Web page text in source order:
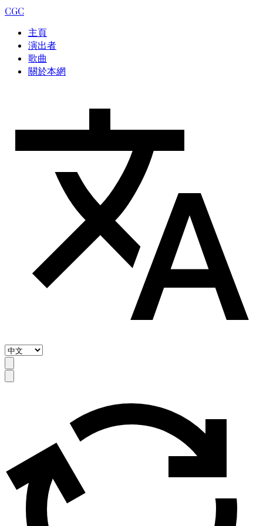
CGC
主頁
演出者
歌曲
關於本網